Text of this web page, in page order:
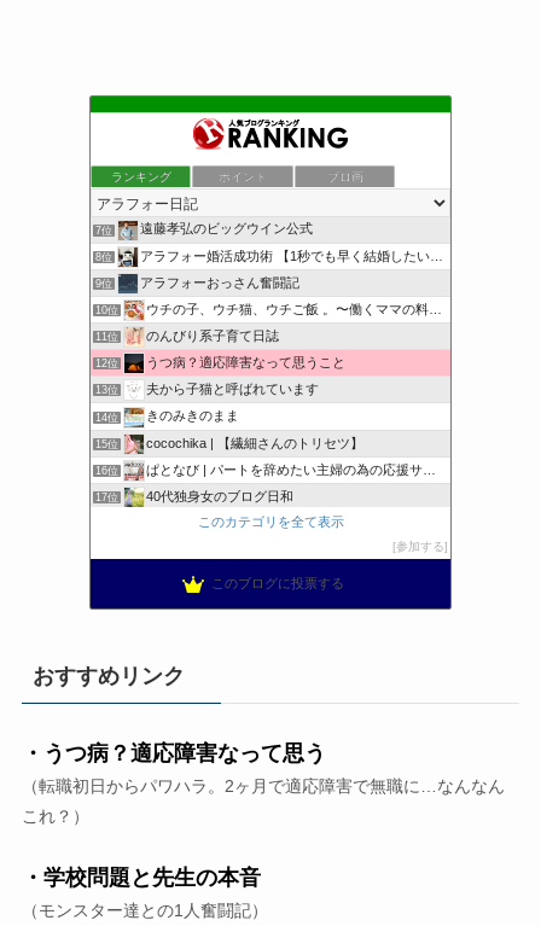
ランキング ポイント ブロ画
こまログ
6位 反抗期な娘達の子育て日記
7位 遠藤孝弘のビッグウイン公式
8位 アラフォー婚活成功術 【1秒でも早く結婚したいあなたに】
9位 アラフォーおっさん奮闘記
10位 ウチの子、ウチ猫、ウチご飯 。〜働くママの料理blog〜
11位 のんびり系子育て日誌
12位 うつ病？適応障害なって思うこと
13位 夫から子猫と呼ばれています
14位 きのみきのまま
15位 cocochika | 【繊細さんのトリセツ】
16位 ぱとなび | パートを辞めたい主婦の為の応援サイト
17位 40代独身女のブログ日和
明日の自分のために。
このカテゴリを全て表示
参加する
このブログに投票する
おすすめリンク
・うつ病？適応障害なって思う
（転職初日からパワハラ。2ヶ月で適応障害で無職に…なんなん
これ？）
・学校問題と先生の本音
（モンスター達との1人奮闘記）